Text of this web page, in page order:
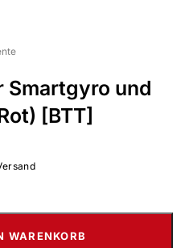
Smartgyro und
[BTT]
WARENKORB